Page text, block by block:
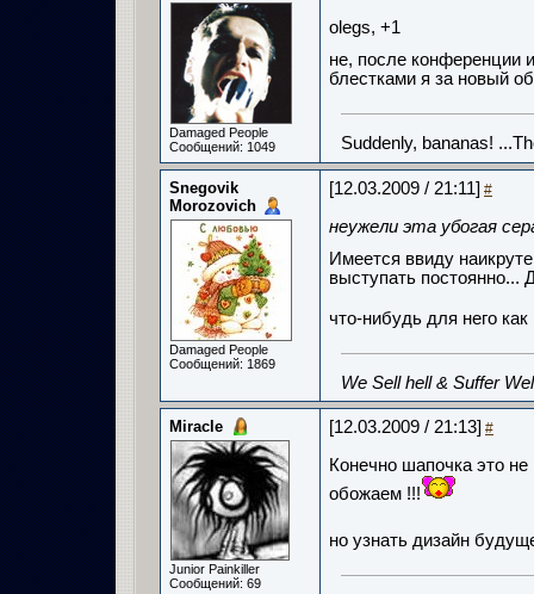
Damaged People
Сообщений: 1049
olegs, +1
не, после конференции
блестками я за новый
Suddenly, bananas!
Snegovik
Morozovich
Damaged People
Сообщений: 1869
[12.03.2009 / 21:11] #
неужели эта убогая
Имеется ввиду
выступать
что-нибудь для него
We Sell hell & Suffer
Miracle
Junior Painkiller
Сообщений: 69
[12.03.2009 / 21:13] #
Конечно шапочка это
обожаем !!!
но узнать дизайн